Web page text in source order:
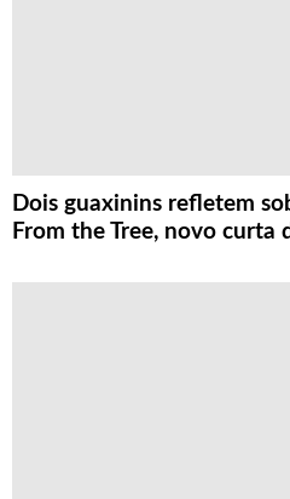
Dois guaxinins refletem
From the Tree, novo curta